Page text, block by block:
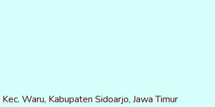
Waru, Kabupaten Sidoarjo, Jawa Timur